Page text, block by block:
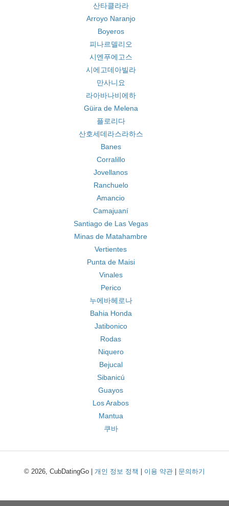
산타클라라
Arroyo Naranjo
Boyeros
피나르델리오
시엔푸에고스
시에고데아빌라
만사니요
라아바나비에하
Güira de Melena
플로리다
산호세데라스라하스
Banes
Corralillo
Jovellanos
Ranchuelo
Amancio
Camajuaní
Santiago de Las Vegas
Minas de Matahambre
Vertientes
Punta de Maisi
Vinales
Perico
누에바헤로나
Bahia Honda
Jatibonico
Rodas
Niquero
Bejucal
Sibanicú
Guayos
Los Arabos
Mantua
쿠바
© 2026, CubDatingGo | 개인 정보 정책 이용 약관 문의하기